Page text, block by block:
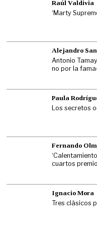
Raúl Valdivia
‘Marty
Alejandro
Antonio
no por la
Paula
Los secretos
Fernando
cuartos
Ignacio Mora
Tres clásicos